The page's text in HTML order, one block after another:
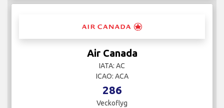
Air Canada
IATA: AC
ICAO: ACA
286
Veckoflyg